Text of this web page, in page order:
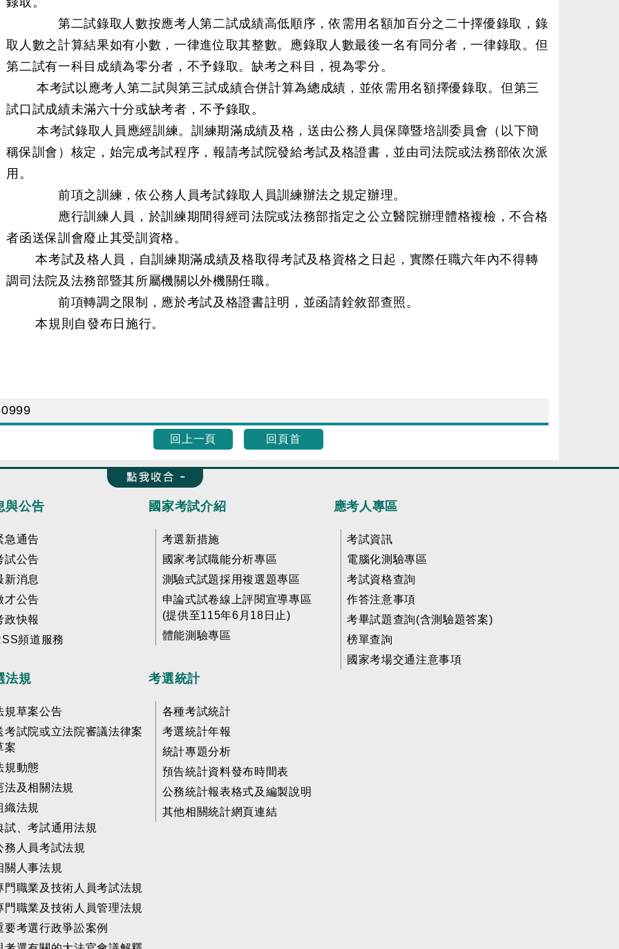
第二試錄取人數按應考人第二試成績高低順序，依需用名額加百分之二十擇優錄取，錄
取人數之計算結果如有小數，一律進位取其整數。應錄取人數最後一名有同分者，一律錄取。但
第二試有一科目成績為零分者，不予錄取。缺考之科目，視為零分。
試以應考人第二試與第三試成績合併計算為總成績，並依需用名額擇優錄取。但第三
試口試成績未滿六十分或缺考者，不予錄取。
試錄取人員應經訓練。訓練期滿成績及格，送由公務人員保障暨培訓委員會（以下簡
稱保訓會）核定，始完成考試程序，報請考試院發給考試及格證書，並由司法院或法務部依次派
用。
前項之訓練，依公務人員考試錄取人員訓練辦法之規定辦理。
應行訓練人員，於訓練期間得經司法院或法務部指定之公立醫院辦理體格複檢，不合格
者函送保訓會廢止其受訓資格。
考試及格人員，自訓練期滿成績及格取得考試及格資格之日起，實際任職六年內不得轉
調司法院及法務部暨其所屬機關以外機關任職。
前項轉調之限制，應於考試及格證書註明，並函請銓敘部查照。
本規則自發布日施行。
回上一頁 回頁首
收合 FatFooter
與公告
急通告
試公告
新消息
才公告
政快報
頻道服務
國家考試介紹
考選新措施
國家考試職能分析專區
測驗式試題採用複選題專區
申論式試卷線上評閱宣導專區
(提供至115年6月18日止)
體能測驗專區
應考人專區
考試資訊
電腦化測驗專區
考試資格查詢
作答注意事項
考畢試題查詢(含測驗題答案)
榜單查詢
國家考場交通注意事項
法規
規草案公告
考試院或立法院審議法律案
案
規動態
法及相關法規
織法規
試、考試通用法規
務人員考試法規
關人事法規
門職業及技術人員考試法規
門職業及技術人員管理法規
要考選行政爭訟案例
考選統計
各種考試統計
考選統計年報
統計專題分析
預告統計資料發布時間表
公務統計報表格式及編製說明
其他相關統計網頁連結